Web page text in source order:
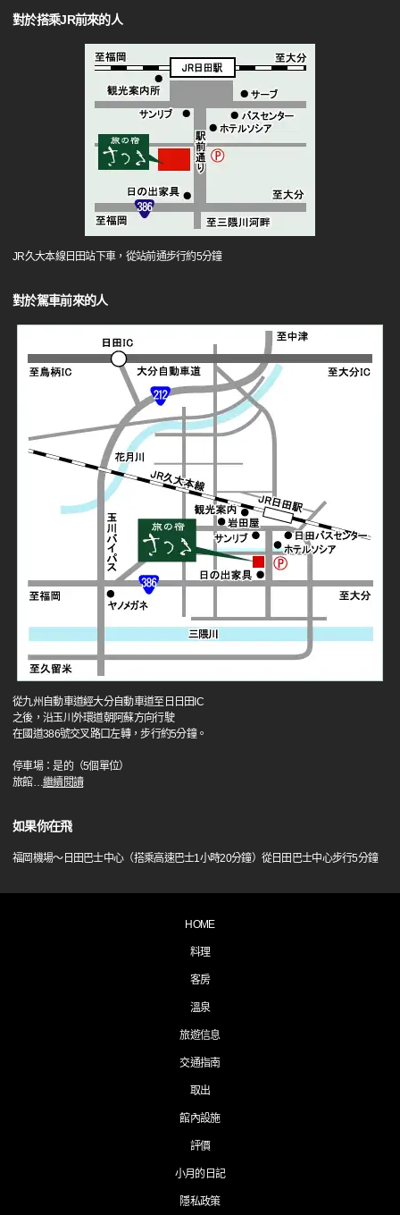
對於搭乘JR前來的人
JR久大本線日田站下車，從站前通步行約5分鐘
對於駕車前來的人
從九州自動車道經大分自動車道至日日田IC
之後，沿玉川外環道朝阿蘇方向行駛
在國道386號交叉路口左轉，步行約5分鐘。
停車場：是的（5個單位）
旅館…繼續閱讀
如果你在飛
福岡機場～日田巴士中心（搭乘高速巴士1小時20分鐘）從日田巴士中心步行5分鐘
HOME
料理
客房
溫泉
旅遊信息
交通指南
取出
館內設施
評價
小月的日記
隱私政策